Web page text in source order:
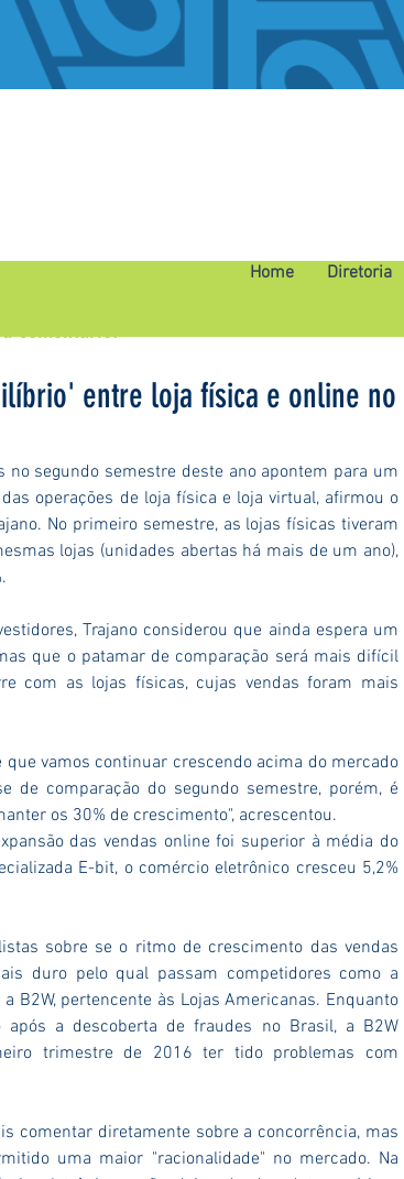
Home Diretoria
comentário.
entre loja física e online no
no segundo semestre deste ano apontem para um
operações de loja física e loja virtual, afirmou o
No primeiro semestre, as lojas físicas tiveram
lojas (unidades abertas há mais de um ano),
Trajano considerou que ainda espera um
que o patamar de comparação será mais difícil
com as lojas físicas, cujas vendas foram mais
vamos continuar crescendo acima do mercado
de comparação do segundo semestre, porém, é
os 30% de crescimento", acrescentou.
das vendas online foi superior à média do
E-bit, o comércio eletrônico cresceu 5,2%
sobre se o ritmo de crescimento das vendas
duro pelo qual passam competidores como a
a B2W, pertencente às Lojas Americanas. Enquanto
após a descoberta de fraudes no Brasil, a B2W
trimestre de 2016 ter tido problemas com
comentar diretamente sobre a concorrência, mas
uma maior "racionalidade" no mercado. Na